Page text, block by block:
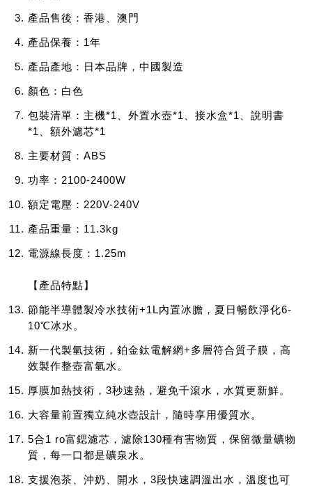
產品售後：香港、澳門
產品保養：1年
產品產地：日本品牌，中國製造
顏色：白色
包裝清單：主機*1、外置水壺*1、接水盒*1、說明書
*1、額外濾芯*1
主要材質：ABS
功率：2100-2400W
額定電壓：220V-240V
產品重量：11.3kg
電源線長度：1.25m
【產品特點】
節能半導體製冷水技術+1L內置冰膽，夏日暢飲淨化6-
10℃冰水。
新一代製氫技術，鉑金鈦電解網+多層符合質子膜，高
效製作整壺富氫水。
厚膜加熱技術，3秒速熱，避免千滾水，水質更新鮮。
大容量前置獨立純水壺設計，隨時享用優質水。
5合1 ro富鍶濾芯，濾除130種有害物質，保留微量礦物
質，每一口都是礦泉水。
支援泡茶、沖奶、開水，3段快速調溫出水，溫度也可